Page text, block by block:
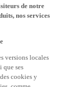
nos services
ses
cookies y
comme